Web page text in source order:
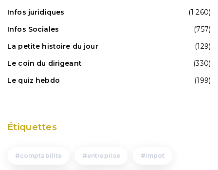
Infos juridiques
(1 260)
Infos Sociales
(757)
La petite histoire du jour
(129)
Le coin du dirigeant
(330)
Le quiz hebdo
(199)
Étiquettes
comptabilite entreprise impot